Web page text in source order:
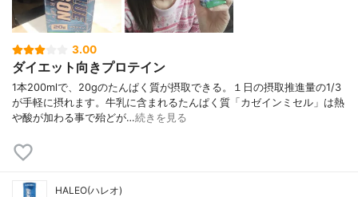
3.00
ダイエット向きプロテイン
1本200mlで、20gのたんぱく質が摂取できる。１日の摂取推進量の1/3
が手軽に摂れます。牛乳に含まれるたんぱく質「カゼインミセル」は熱
や酸が加わる事で殆どが…続きを見る
HALEO(ハレオ)